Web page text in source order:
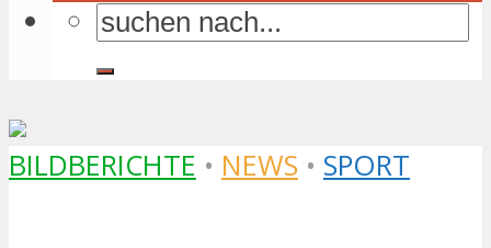
BILDBERICHTE • NEWS • SPORT